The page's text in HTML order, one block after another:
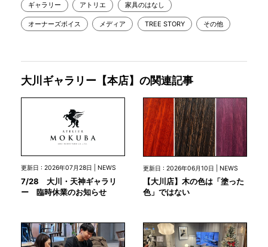
ギャラリー アトリエ 家具のはなし
オーナーズボイス メディア TREE STORY その他
大川ギャラリー【本店】の関連記事
更新日 : 2026年07月28日 | NEWS
7/28 大川・天神ギャラリ
ー 臨時休業のお知らせ
更新日 : 2026年06月10日 | NEWS
【大川店】木の色は「塗った
色」ではない